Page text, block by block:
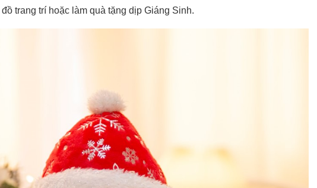
trang trí hoặc làm quà tặng dịp Giáng Sinh.